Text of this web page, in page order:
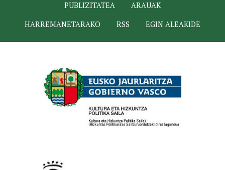
PUBLIZITATEA
ARAUAK
HARREMANETARAKO
RSS EGIN ALEAKIDE